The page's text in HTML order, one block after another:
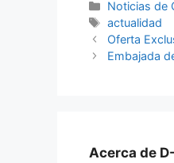
Categories
Noticias de
Tags
actualidad
Oferta
Embajada
Acerca de